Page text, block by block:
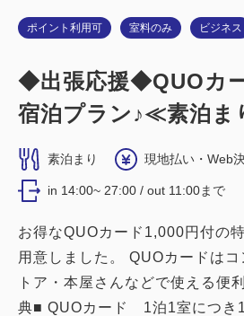
ポイント利用可 室料のみ ビジネス
◆出張応援◆QUOカ
宿泊プラン♪≪素泊
素泊まり 現地払い・Web
in 14:00~ 27:00 / out 11:00まで
お得なQUOカード1,000円付の
用意しました。 QUOカードは
トア・本屋さんなどで使える便
典■ QUOカード 1泊1室につき